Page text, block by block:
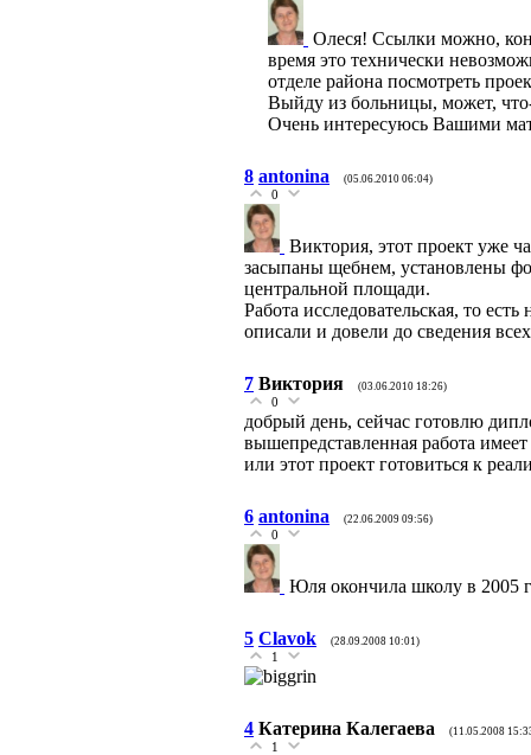
Олеся! Ссылки можно,
время это технически
отделе района посмотреть
Выйду из больницы, может,
Очень интересуюсь Вашими
8 antonina (05.06.2010 06:04)
0
Виктория, этот проект уже
засыпаны щебнем, установлены
центральной площади.
Работа исследовательская, то
описали и довели до сведения
7 Виктория (03.06.2010 18:26)
0
добрый день, сейчас готовлю
вышепредставленная работа
или этот проект готовиться к
6 antonina (22.06.2009 09:56)
0
Юля окончила школу в 2005
5 Clavok (28.09.2008 10:01)
1
4 Катерина Калегаева (11.05.2008
1